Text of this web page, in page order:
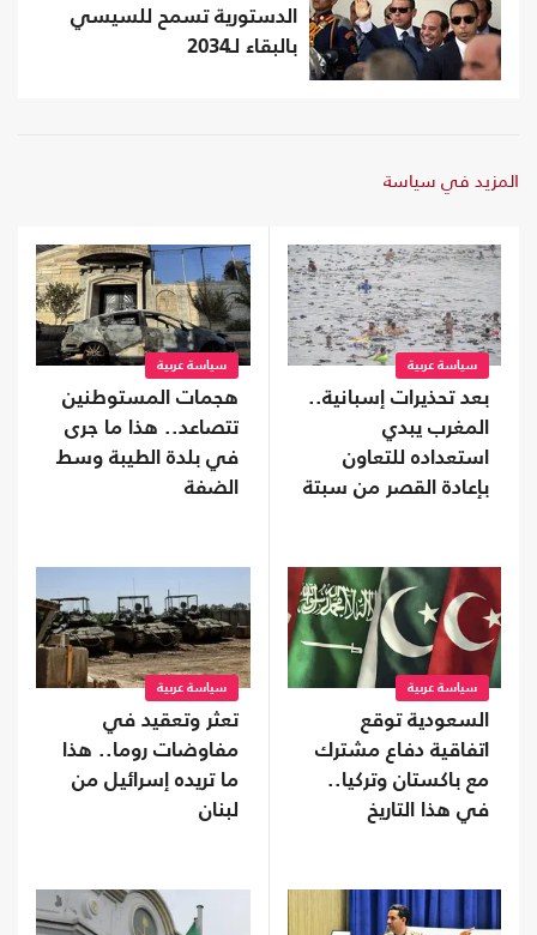
الدستورية تسمح للسيسي
بالبقاء لـ2034
المزيد في سياسة
سياسة عربية
بعد تحذيرات إسبانية..
المغرب يبدي
استعداده للتعاون
بإعادة القصر من سبتة
سياسة عربية
هجمات المستوطنين
تتصاعد.. هذا ما جرى
في بلدة الطيبة وسط
الضفة
سياسة عربية
السعودية توقع
اتفاقية دفاع مشترك
مع باكستان وتركيا..
في هذا التاريخ
سياسة عربية
تعثر وتعقيد في
مفاوضات روما.. هذا
ما تريده إسرائيل من
لبنان